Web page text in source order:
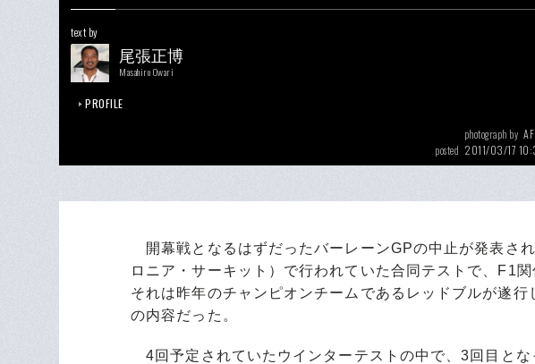
text by
尾張正博
Masahiro Owari
PROFILE
photograph by
posted 2011/03/17
開幕戦となるはずだったバーレーンGPの中止が発表さ
ロニア・サーキット）で行われていた合同テストで、F1
それは昨年のチャンピオンチームであるレッドブルが遂行
の内容だった。
4回予定されていたウインターテストの中で、3回目とな